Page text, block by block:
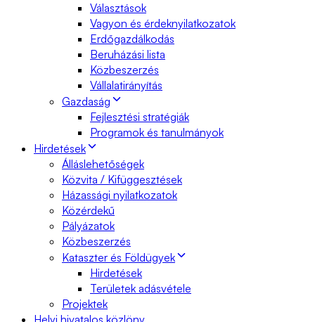
Választások
Vagyon és érdeknyilatkozatok
Erdőgazdálkodás
Beruházási lista
Közbeszerzés
Vállalatirányítás
Gazdaság
Fejlesztési stratégiák
Programok és tanulmányok
Hirdetések
Álláslehetőségek
Közvita / Kifüggesztések
Házassági nyilatkozatok
Közérdekű
Pályázatok
Közbeszerzés
Kataszter és Földügyek
Hirdetések
Területek adásvétele
Projektek
Helyi hivatalos közlöny